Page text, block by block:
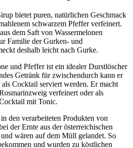
bietet puren, natürlichen Geschmack
schwarzem Pfefferverfeinert.
aus dem Saft von Wassermelonen
Familie derGurken- und
deshalb leicht nach Gurke.
und Pfeffer ist ein idealer Durstlöscher
Getränk für zwischendurch kann er
Cocktail serviert werden. Er macht
verfeinert oder als
mit Tonic.
den verarbeiteten Produkten von
der Ernte aus der österreichischen
wären auf dem Müll gelandet. So
und wurden zu köstlichen